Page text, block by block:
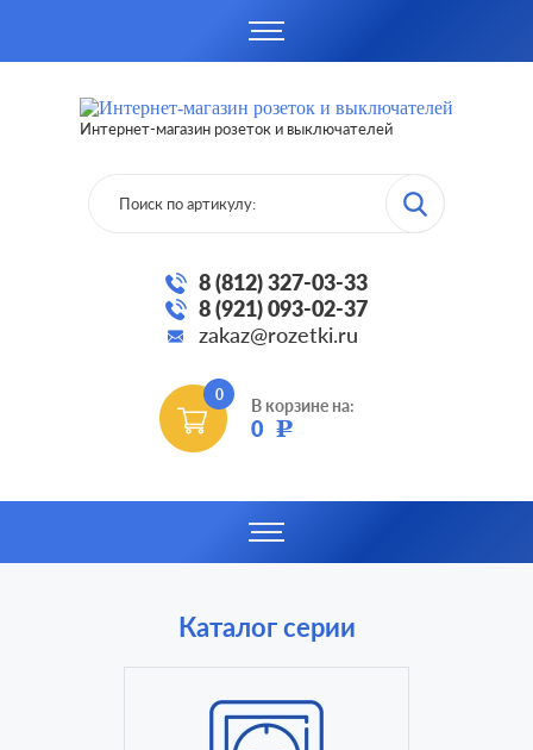
Интернет-магазин розеток и выключателей
8 (812) 327-03-33
8 (921) 093-02-37
zakaz@rozetki.ru
0
В корзине на:
0 Р
Каталог серии